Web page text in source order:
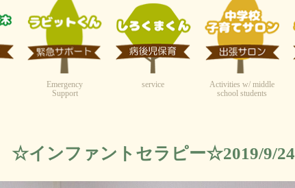
Emergency
Support
service
Activities w/ middle
school students
☆インファントセラピー☆2019/9/24